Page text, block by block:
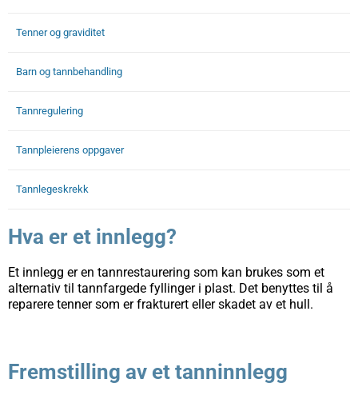
Tenner og graviditet
Barn og tannbehandling
Tannregulering
Tannpleierens oppgaver
Tannlegeskrekk
Hva er et innlegg?
Et innlegg er en tannrestaurering som kan brukes som et
alternativ til tannfargede fyllinger i plast. Det benyttes til å
reparere tenner som er frakturert eller skadet av et hull.
Fremstilling av et tanninnlegg